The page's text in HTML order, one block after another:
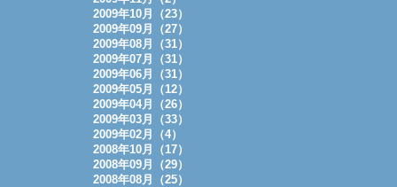
2009年10月（23）
2009年09月（27）
2009年08月（31）
2009年07月（31）
2009年06月（31）
2009年05月（12）
2009年04月（26）
2009年03月（33）
2009年02月（4）
2008年10月（17）
2008年09月（29）
2008年08月（25）